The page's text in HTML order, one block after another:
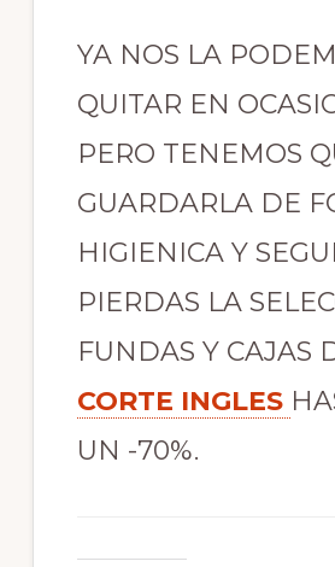
YA NOS LA
QUITAR EN
PERO TENEMOS
GUARDARLA DE
HIGIENICA Y
PIERDAS LA
FUNDAS Y CAJAS
CORTE INGLES
UN -70%.